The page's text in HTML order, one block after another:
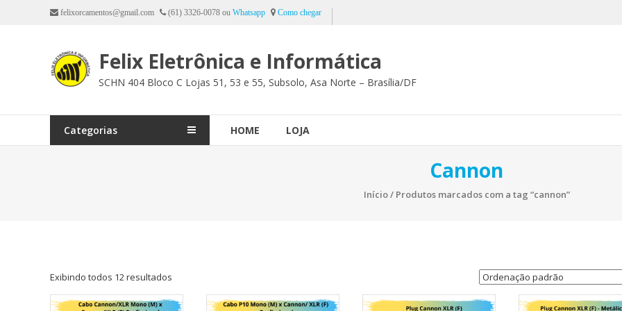
felixorcamentos@gmail.com (61) 3326-0078 ou Whatsapp Como chegar
Felix Eletrônica e Informática
SCHN 404 Bloco C Lojas 51, 53 e 55, Subsolo, Asa Norte – Brasília/DF
Categorias HOME LOJA
Cannon
Início/ Produtos marcados com a tag “cannon”
Exibindo todos 12 resultados